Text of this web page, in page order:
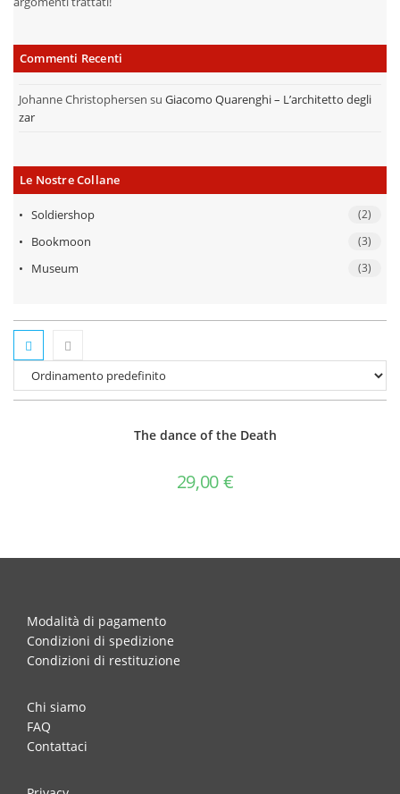
Commenti Recenti
Johanne Christophersen su Giacomo Quarenghi – L’architetto degli
zar
Le Nostre Collane
Soldiershop (2)
Bookmoon (3)
Museum (3)
The dance of the Death
29,00€
Modalità di pagamento
Condizioni di spedizione
Condizioni di restituzione
Chi siamo
FAQ
Contattaci